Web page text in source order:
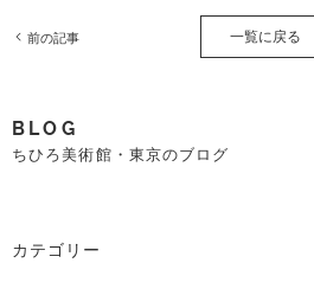
前の記事 一覧に戻る
BLOG
ちひろ美術館・東京のブログ
カテゴリー